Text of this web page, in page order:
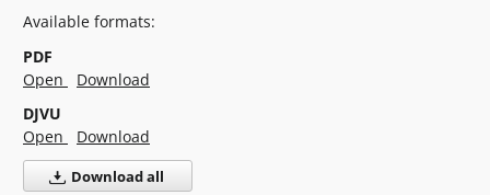
Available formats:
PDF
Open
Download
DJVU
Open
Download
Download all